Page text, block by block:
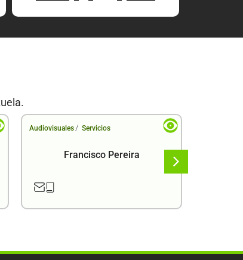
Audiovisuales / Servicios
Francisco Pereira